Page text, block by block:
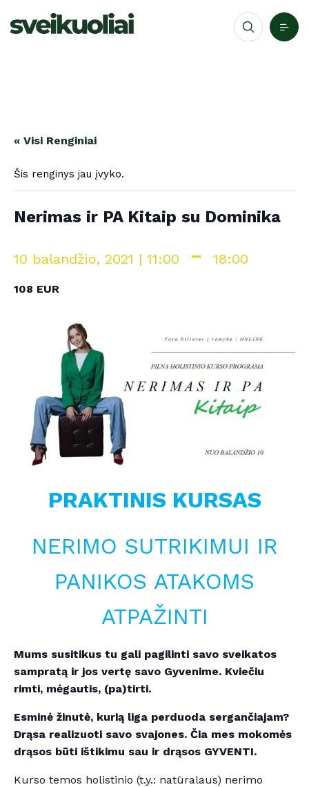
« Visi Renginiai
Šis renginys jau įvyko.
Nerimas ir PA Kitaip su Dominika
10 balandžio, 2021 | 11:00 - 18:00
108 EUR
PRAKTINIS KURSAS
NERIMO SUTRIKIMUI IR
PANIKOS ATAKOMS
ATPAŽINTI
Mums susitikus tu gali pagilinti savo sveikatos
sampratą ir jos vertę savo Gyvenime. Kviečiu
rimti, mėgautis, (pa)tirti.
Esminė žinutė, kurią liga perduoda sergančiajam?
Drąsa realizuoti savo svajones. Čia mes mokomės
drąsos būti ištikimu sau ir drąsos GYVENTI.
Kurso temos holistinio (t.y.: natūralaus) nerimo